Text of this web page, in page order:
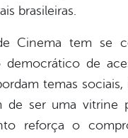
brasileiras.
Cinema tem se
de
temas sociais,
de ser uma vitrine
reforça o